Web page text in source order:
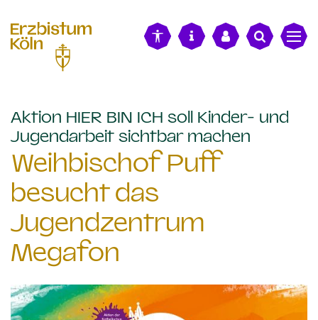
Aktion HIER BIN ICH soll Kinder- und
Jugendarbeit sichtbar machen
Weihbischof Puff
besucht das
Jugendzentrum
Megafon